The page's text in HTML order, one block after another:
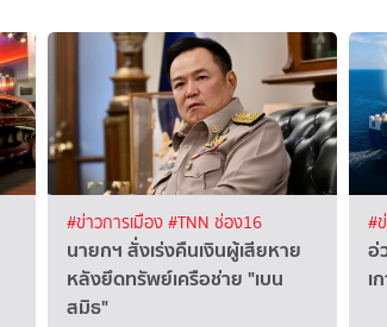
#ข่าวการเมือง#TNN ช่อง16
นายกฯ สั่งเร่งคืนเงินผู้เสียหาย
หลังยึดทรัพย์เครือช่าย "เบน
สมิธ"
#
อ่
เ